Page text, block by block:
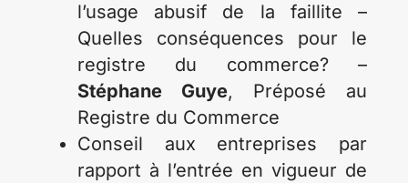
l’usage abusif de la faillite –
Quelles conséquences pour le
registre du commerce? –
Stéphane Guye, Préposé au
Registre du Commerce
Conseil aux entreprises par
rapport à l’entrée en vigueur de